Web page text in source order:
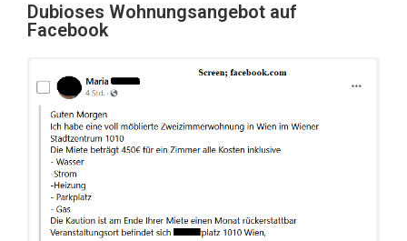
Dubioses Wohnungsangebot auf
Facebook